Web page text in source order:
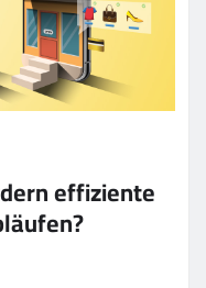
effiziente